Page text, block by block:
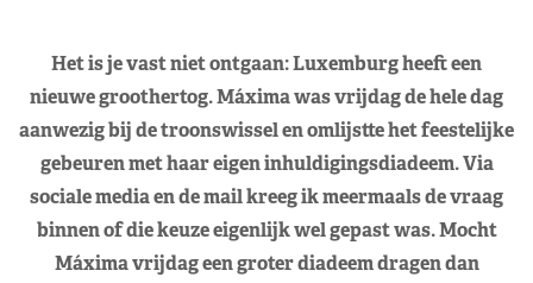
Het is je vast niet ontgaan: Luxemburg heeft een
nieuwe groothertog. Máxima was vrijdag de hele dag
aanwezig bij de troonswissel en omlijstte het feestelijke
gebeuren met haar eigen inhuldigingsdiadeem. Via
sociale media en de mail kreeg ik meermaals de vraag
binnen of die keuze eigenlijk wel gepast was. Mocht
Máxima vrijdag een groter diadeem dragen dan